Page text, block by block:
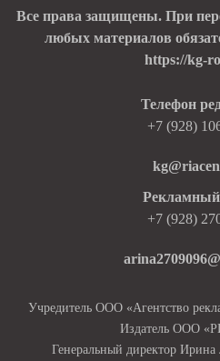
Все права защищены. При
любых материалов
https://kg-
Телефон
+7 (928)
Рекламный
+7 (928)
Учредитель ООО «Агентство
Издатель ООО
Генеральный директор Ирина